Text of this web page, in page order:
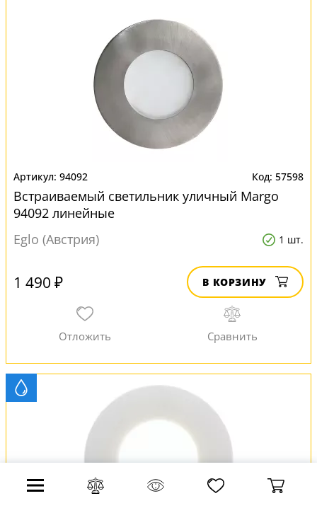
94092 57598
Встраиваемый светильник уличный Margo
94092 линейные
Eglo (Австрия)
1 шт.
1 490 ₽ В КОРЗИНУ